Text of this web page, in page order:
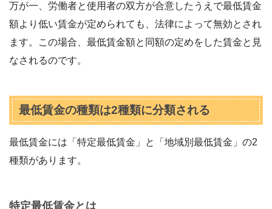
万が一、労働者と使用者の双方が合意したうえで最低賃金
額より低い賃金が定められても、法律によって無効とされ
ます。この場合、最低賃金額と同額の定めをした賃金と見
なされるのです。
最低賃金の種類は2種類に分類される
最低賃金には「特定最低賃金」と「地域別最低賃金」の2
種類があります。
特定最低賃金とは